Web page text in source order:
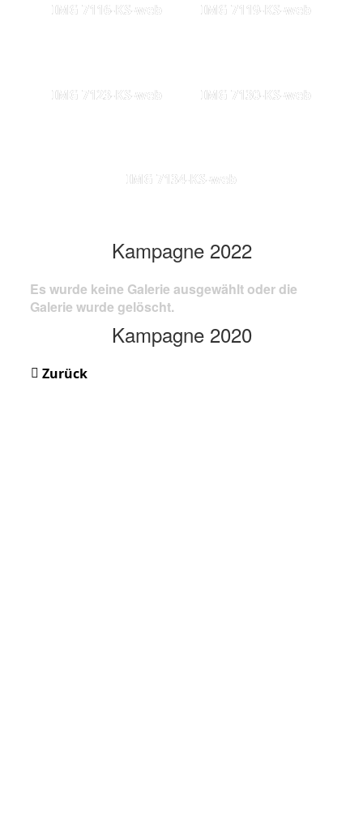
IMG 7116-KS-web IMG 7119-KS-web
IMG 7123-KS-web IMG 7130-KS-web
IMG 7134-KS-web
Kampagne 2022
Es wurde keine Galerie ausgewählt oder die
Galerie wurde gelöscht.
Kampagne 2020
Zurück